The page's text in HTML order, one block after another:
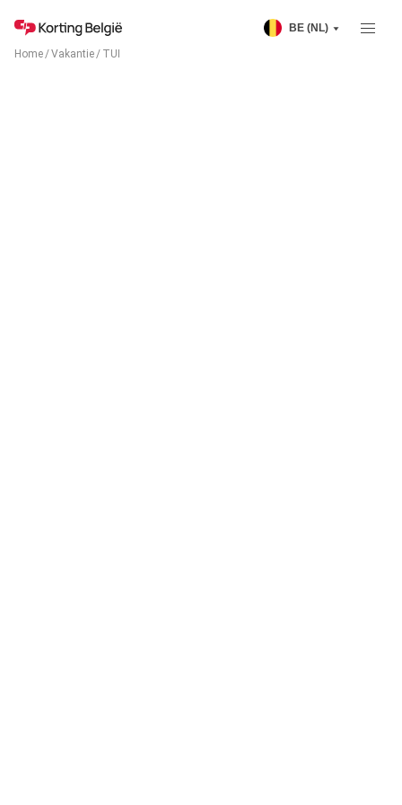
BE (NL)
Home/Vakantie/ TUI